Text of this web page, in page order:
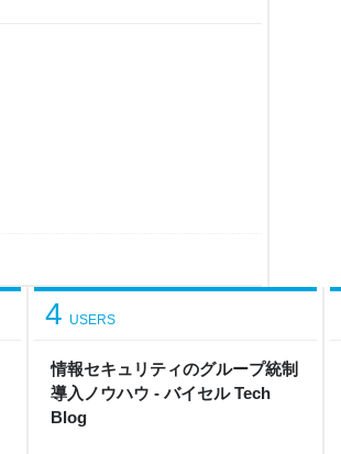
情報セキュリティのグループ統制
導入ノウハウ - バイセル Tech
Blog
4 USERS